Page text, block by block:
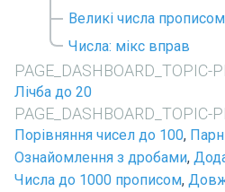
Великі числа прописом
Числа: мікс вправ
PAGE_DASHBOARD_TOPIC-
Лічба до 20
PAGE_DASHBOARD_TOPIC-
Порівняння чисел до 100,
Ознайомлення з дробами,
Числа до 1000 прописом,